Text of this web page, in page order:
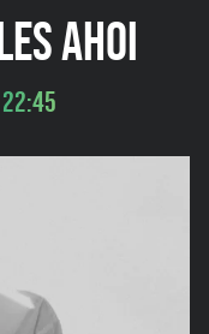
AHOI